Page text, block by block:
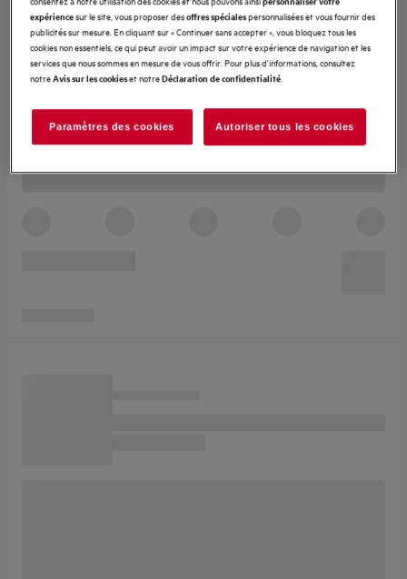
expériencesur le site, vous proposer desoffres spécialespersonnalisées et vous fournir des
publicités sur mesure. En cliquant sur « Continuer sans accepter », vous bloquez tous les
cookies non essentiels, ce qui peut avoir un impact sur votre expérience de navigation et les
services que nous sommes en mesure de vous offrir. Pour plus d'informations, consultez
notreAvis sur les cookieset notreDéclaration de confidentialité.
Paramètres des cookies Autoriser tous les cookies